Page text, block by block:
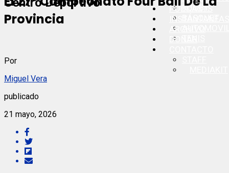
RUGBY
PODCASTS
INSTANTANEAS
ARCHIVO
DONAR
Provincia
Por
Miguel Vera
publicado
21 mayo, 2026